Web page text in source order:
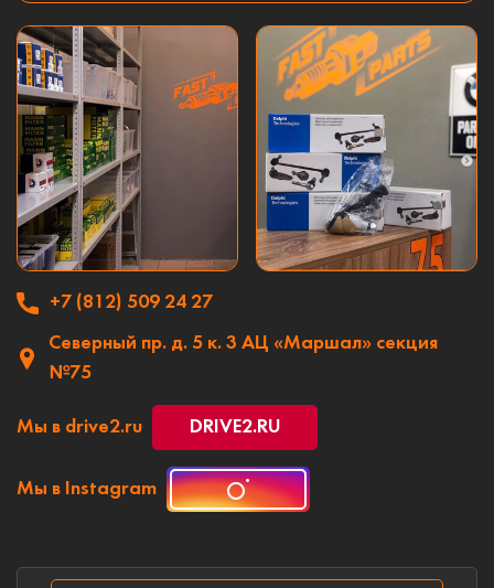
+7 (812) 509 24 27
Северный пр. д. 5 к. 3 АЦ «Маршал» секция
№75
Мы в drive2.ru DRIVE2.RU
Мы в Instagram